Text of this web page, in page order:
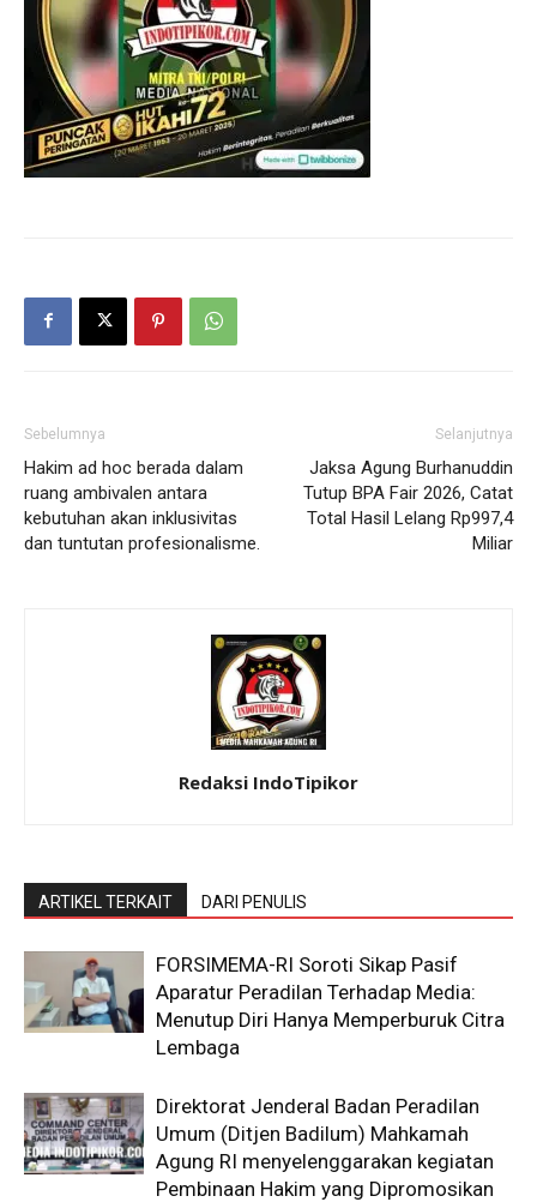
Sebelumnya
Hakim ad hoc berada dalam
ruang ambivalen antara
kebutuhan akan inklusivitas
dan tuntutan profesionalisme.
Selanjutnya
Jaksa Agung Burhanuddin
Tutup BPA Fair 2026, Catat
Total Hasil Lelang Rp997,4
Miliar
Redaksi IndoTipikor
ARTIKEL TERKAIT DARI PENULIS
​FORSIMEMA-RI Soroti Sikap Pasif
Aparatur Peradilan Terhadap Media:
Menutup Diri Hanya Memperburuk Citra
Lembaga
Direktorat Jenderal Badan Peradilan
Umum (Ditjen Badilum) Mahkamah
Agung RI menyelenggarakan kegiatan
Pembinaan Hakim yang Dipromosikan